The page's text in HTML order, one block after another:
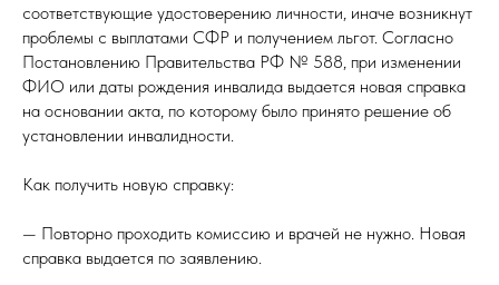
соответствующие удостоверению личности, иначе возникнут
проблемы с выплатами СФР и получением льгот. Согласно
Постановлению Правительства РФ № 588, при изменении
ФИО или даты рождения инвалида выдается новая справка
на основании акта, по которому было принято решение об
установлении инвалидности.
Как получить новую справку:
— Повторно проходить комиссию и врачей не нужно. Новая
справка выдается по заявлению.